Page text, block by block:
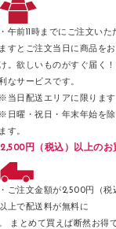
２穴リフィル
ラベル類
メンディング
メッシュケー
フロアケース
ブックエンド
パンチ
午前11時までにご注文いた
すとご注文当日に商品を
。欲しいものがすぐ届く
なサービスです。
当日配送エリアに限ります
日曜・祝日・年末年始を除
す。
2,500円（税込）以上のお
ご注文金額が2,500円（税
上で配送料が無料に
まとめて買えば断然お得